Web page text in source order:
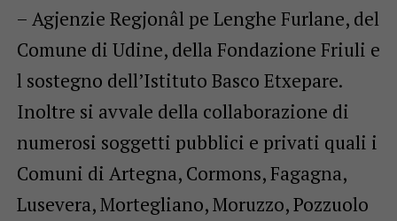
– Agjenzie Regjonâl pe Lenghe Furlane, del
Comune di Udine, della Fondazione Friuli e
l sostegno dell’Istituto Basco Etxepare.
Inoltre si avvale della collaborazione di
numerosi soggetti pubblici e privati quali i
Comuni di Artegna, Cormons, Fagagna,
Lusevera, Mortegliano, Moruzzo, Pozzuolo